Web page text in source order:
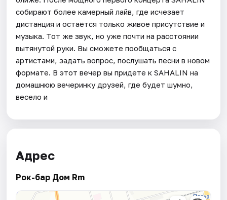
собирают более камерный лайв, где исчезает
дистанция и остаётся только живое присутствие и
музыка. Тот же звук, но уже почти на расстоянии
вытянутой руки. Вы сможете пообщаться с
артистами, задать вопрос, послушать песни в новом
формате. В этот вечер вы придете к SAHALIN на
домашнюю вечеринку друзей, где будет шумно,
весело и
Адрес
Рок-бар Дом Rm